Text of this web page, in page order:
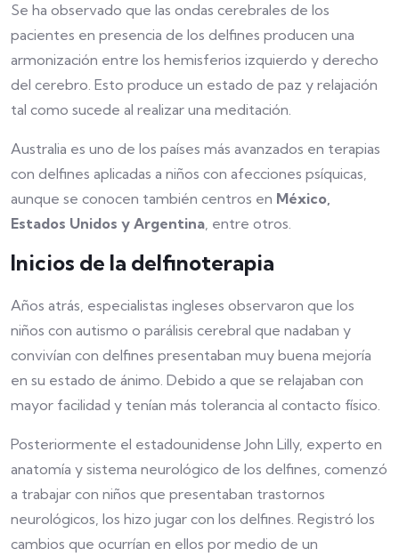
Se ha observado que las ondas cerebrales de los
pacientes en presencia de los delfines producen una
armonización entre los hemisferios izquierdo y derecho
del cerebro. Esto produce un estado de paz y relajación
tal como sucede al realizar una meditación.
Australia es uno de los países más avanzados en terapias
con delfines aplicadas a niños con afecciones psíquicas,
aunque se conocen también centros en México,
Estados Unidos y Argentina, entre otros.
Inicios de la delfinoterapia
Años atrás, especialistas ingleses observaron que los
niños con autismo o parálisis cerebral que nadaban y
convivían con delfines presentaban muy buena mejoría
en su estado de ánimo. Debido a que se relajaban con
mayor facilidad y tenían más tolerancia al contacto físico.
Posteriormente el estadounidense John Lilly, experto en
anatomía y sistema neurológico de los delfines, comenzó
a trabajar con niños que presentaban trastornos
neurológicos, los hizo jugar con los delfines. Registró los
cambios que ocurrían en ellos por medio de un